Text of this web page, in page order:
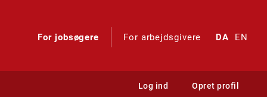
For jobsøgere For arbejdsgivere DA EN
Log ind Opret profil